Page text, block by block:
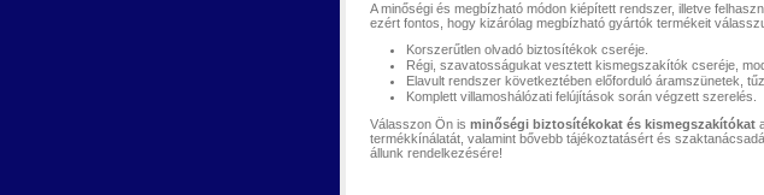
A minőségi és megbízható módon kiépített rendszer, illetve
ezért fontos, hogy kizárólag megbízható gyártók termékeit
Korszerűtlen olvadó biztosítékok cseréje.
Régi, szavatosságukat vesztett kismegszakítók cseréje,
Elavult rendszer következtében előforduló áramszünetek,
Komplett villamoshálózati felújítások során végzett szerelés.
Válasszon Ön is minőségi biztosítékokat és kismegszakítókat
termékkínálatát, valamint bővebb tájékoztatásért és
állunk rendelkezésére!